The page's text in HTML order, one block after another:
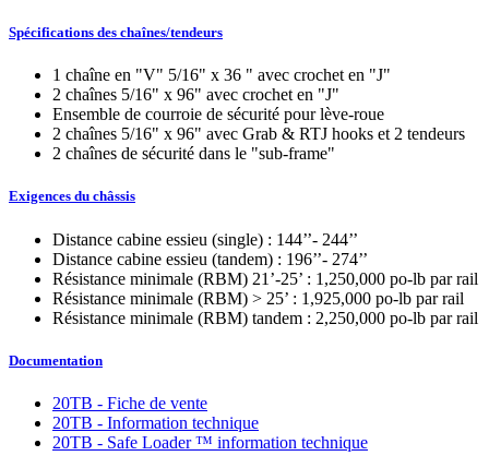
Spécifications des chaînes/tendeurs
1 chaîne en "V" 5/16" x 36 " avec crochet en "J"
2 chaînes 5/16" x 96" avec crochet en "J"
Ensemble de courroie de sécurité pour lève-roue
2 chaînes 5/16" x 96" avec Grab & RTJ hooks et 2 tendeurs
2 chaînes de sécurité dans le "sub-frame"
Exigences du châssis
Distance cabine essieu (single) : 144’’- 244’’
Distance cabine essieu (tandem) : 196’’- 274’’
Résistance minimale (RBM) 21’-25’ : 1,250,000 po-lb par rail
Résistance minimale (RBM) > 25’ : 1,925,000 po-lb par rail
Résistance minimale (RBM) tandem : 2,250,000 po-lb par rail
Documentation
20TB - Fiche de vente
20TB - Information technique
20TB - Safe Loader ™ information technique